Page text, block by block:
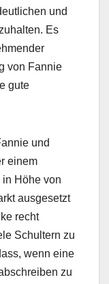
und
Es
von Fannie
gute
und
einem
Höhe von
ausgesetzt
recht
Schultern zu
wenn eine
zu